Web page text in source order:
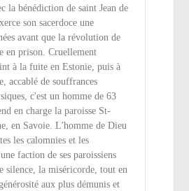
la bénédiction de saint Jean de
son sacerdoce une
avant que la révolution de
en prison. Cruellement
à la fuite en Estonie, puis à
accablé de souffrances
c'est un homme de 63
en charge la paroisse St-
en Savoie. L'homme de Dieu
les calomnies et les
faction de ses paroissiens
silence, la miséricorde, tout en
aux plus démunis et